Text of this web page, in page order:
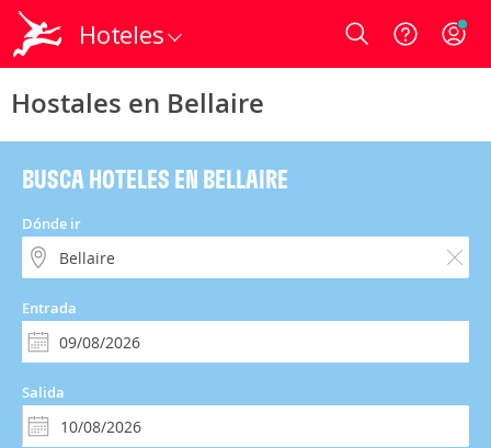
Hoteles Login
Hostales en Bellaire
BUSCA HOTELES EN BELLAIRE
Dónde ir
Entrada
Salida